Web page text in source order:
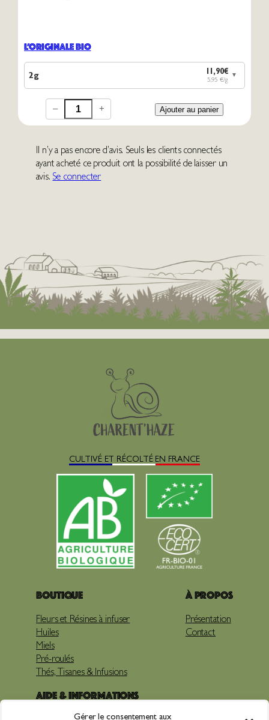
Gérer le consentement aux
L’Originale Bio
2g 11,90€ ▼
5,95 €/g
– + Ajouter au panier
Il n’y a pas encore d’avis. Seuls les clients connectés
ayant acheté ce produit ont la possibilité de laisser un
avis. Se connecter
CULTIVÉ ET RÉCOLTÉ EN FRANCE
Boutique
Fleurs et Résines à infuser
Huiles
Miels
Pré-roulés
Thés, Tisanes & Infusions
À propos
Présentation
Contact
Aide & Informations